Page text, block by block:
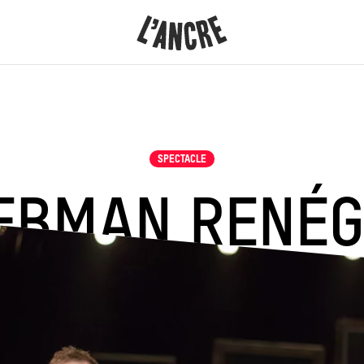
SPECTACLE